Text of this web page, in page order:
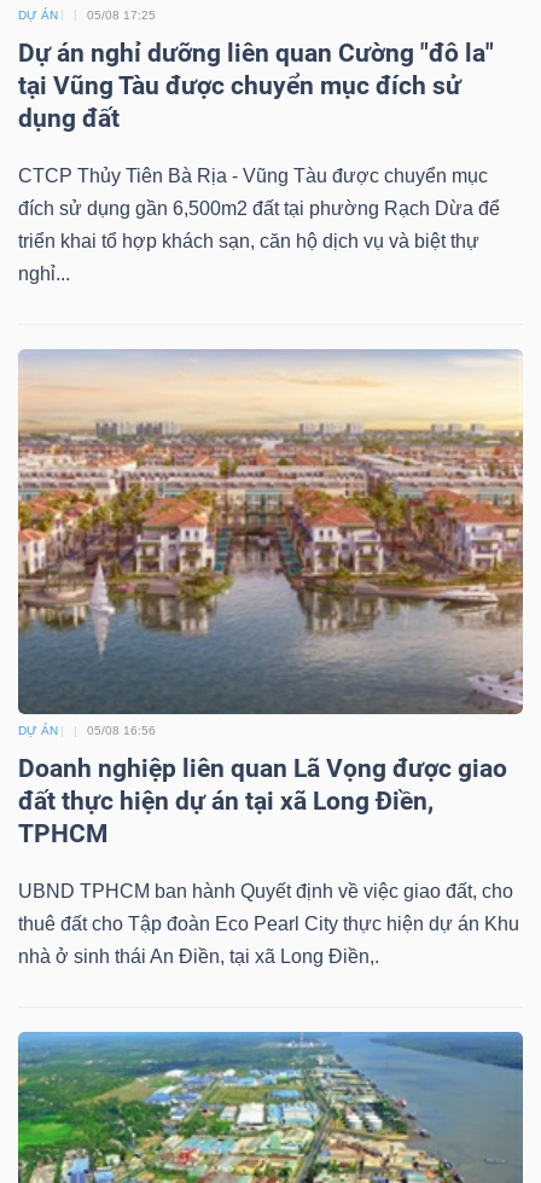
DỰ ÁN 05/08 17:25
Dự án nghỉ dưỡng liên quan Cường "đô la"
tại Vũng Tàu được chuyển mục đích sử
dụng đất
CTCP Thủy Tiên Bà Rịa - Vũng Tàu được chuyển mục
đích sử dụng gần 6,500m2 đất tại phường Rạch Dừa để
triển khai tổ hợp khách sạn, căn hộ dịch vụ và biệt thự
nghỉ...
DỰ ÁN 05/08 16:56
Doanh nghiệp liên quan Lã Vọng được giao
đất thực hiện dự án tại xã Long Điền,
TPHCM
UBND TPHCM ban hành Quyết định về việc giao đất, cho
thuê đất cho Tập đoàn Eco Pearl City thực hiện dự án Khu
nhà ở sinh thái An Điền, tại xã Long Điền,.